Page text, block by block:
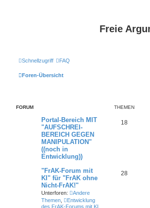
Freie
Schnellzugriff FAQ
Foren-Übersicht
FORUM THEMEN
Portal-Bereich MIT
"AUFSCHREI-
BEREICH GEGEN
MANIPULATION"
((noch in
Entwicklung))
18
"FrAK-Forum mit
KI" für "FrAK ohne
Nicht-FrAK!"
Unterforen:
Andere
Themen
Entwicklung
des FrAK-Forums mit KI
28